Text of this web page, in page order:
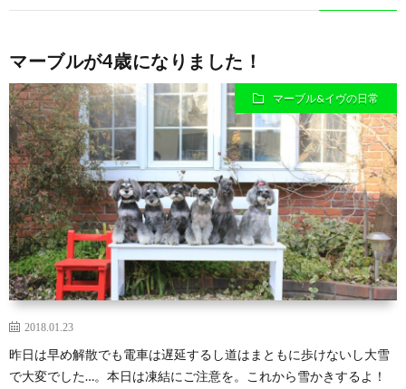
マーブルが4歳になりました！
マーブル&イヴの日常
2018.01.23
昨日は早め解散でも電車は遅延するし道はまともに歩けないし大雪
で大変でした…。本日は凍結にご注意を。これから雪かきするよ！